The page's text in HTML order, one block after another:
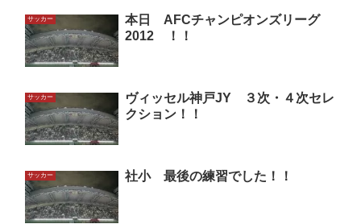
サッカー
本日 AFCチャンピオンズリーグ
2012 ！！
サッカー
ヴィッセル神戸JY ３次・４次セレ
クション！！
サッカー 社小 最後の練習でした！！